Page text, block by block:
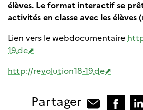
élèves. Le format interactif se
activités en classe avec les élèves
Lien vers le webdocumentaire
19.de
http://revolution18-19.de
Partager